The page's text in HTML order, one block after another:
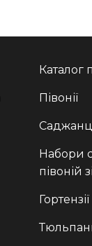
Каталог
Півонії
Набори
півоній
Гортензії